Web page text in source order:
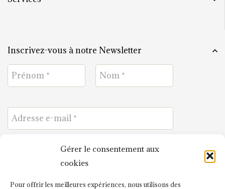
Gérer le consentement aux
cookies
Pour offrir les meilleures expériences, nous utilisons des
Inscrivez-vous à notre Newsletter
J'ai lu et j'accepte
la politique de confidentialité